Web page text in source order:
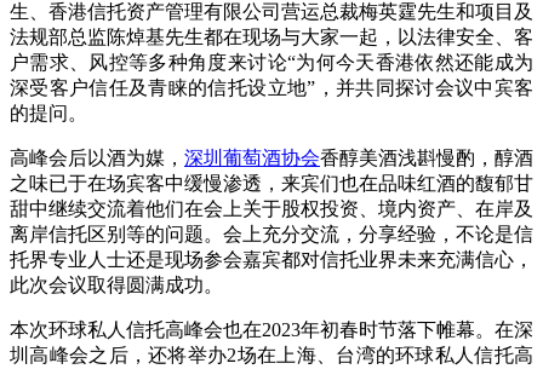
生、香港信托资产管理有限公司营运总裁梅英霆先生和项目及
法规部总监陈焯基先生都在现场与大家一起，以法律安全、客
户需求、风控等多种角度来讨论“为何今天香港依然还能成为
深受客户信任及青睐的信托设立地”，并共同探讨会议中宾客
的提问。
高峰会后以酒为媒， 深圳葡萄酒协会香醇美酒浅斟慢酌，醇酒
之味已于在场宾客中缓慢渗透，来宾们也在品味红酒的馥郁甘
甜中继续交流着他们在会上关于股权投资、境内资产、在岸及
离岸信托区别等的问题。会上充分交流，分享经验，不论是信
托界专业人士还是现场参会嘉宾都对信托业界未来充满信心，
此次会议取得圆满成功。
本次环球私人信托高峰会也在2023年初春时节落下帷幕。在深
圳高峰会之后，还将举办2场在上海、台湾的环球私人信托高